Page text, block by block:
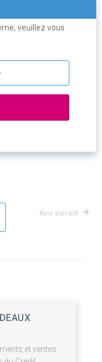
veuillez vous
Avis suivant
et ventes